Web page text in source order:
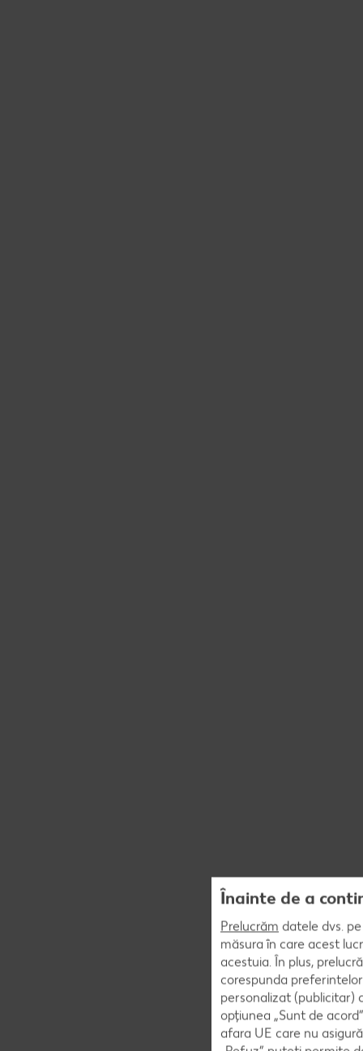
Înainte de a
Prelucrăm datele dvs.
măsura în care acest
acestuia. În plus,
corespunda
personalizat (publicitar)
opțiunea „Sunt de
afara UE care nu